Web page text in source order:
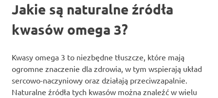
Jakie są naturalne źródła
kwasów omega 3?
Kwasy omega 3 to niezbędne tłuszcze, które mają
ogromne znaczenie dla zdrowia, w tym wspierają układ
sercowo-naczyniowy oraz działają przeciwzapalnie.
Naturalne źródła tych kwasów można znaleźć w wielu